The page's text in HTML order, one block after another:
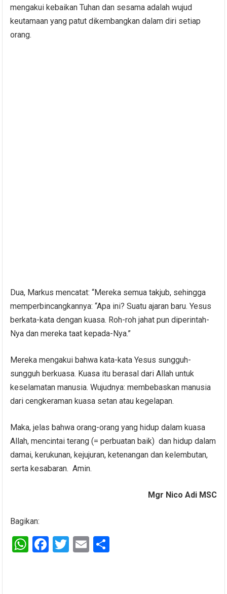
mengakui kebaikan Tuhan dan sesama adalah wujud
keutamaan yang patut dikembangkan dalam diri setiap
orang.
Dua, Markus mencatat: “Mereka semua takjub, sehingga
memperbincangkannya: “Apa ini? Suatu ajaran baru. Yesus
berkata-kata dengan kuasa. Roh-roh jahat pun diperintah-
Nya dan mereka taat kepada-Nya.”
Mereka mengakui bahwa kata-kata Yesus sungguh-
sungguh berkuasa. Kuasa itu berasal dari Allah untuk
keselamatan manusia. Wujudnya: membebaskan manusia
dari cengkeraman kuasa setan atau kegelapan.
Maka, jelas bahwa orang-orang yang hidup dalam kuasa
Allah, mencintai terang (= perbuatan baik) dan hidup dalam
damai, kerukunan, kejujuran, ketenangan dan kelembutan,
serta kesabaran. Amin.
Mgr Nico Adi MSC
Bagikan:
W F
T
E